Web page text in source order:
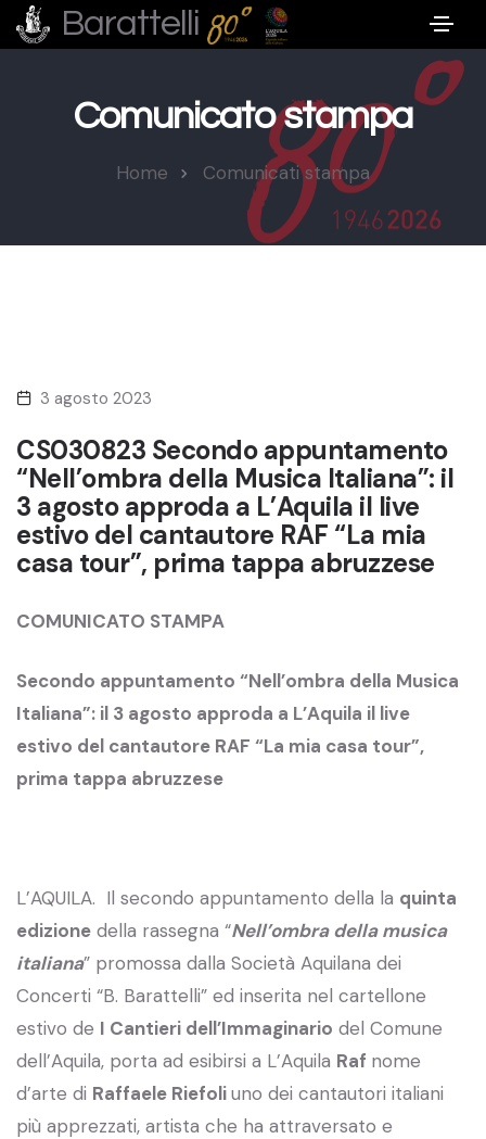
Barattelli
Comunicato stampa
Home Comunicati stampa
3 agosto 2023
CS030823 Secondo appuntamento
“Nell’ombra della Musica Italiana”: il
3 agosto approda a L’Aquila il live
estivo del cantautore RAF “La mia
casa tour”, prima tappa abruzzese
COMUNICATO STAMPA
Secondo appuntamento “Nell’ombra della Musica
Italiana”: il 3 agosto approda a L’Aquila il live
estivo del cantautore RAF “La mia casa tour”,
prima tappa abruzzese
L’AQUILA. Il secondo appuntamento della la quinta
edizione della rassegna “Nell’ombra della musica
italiana” promossa dalla Società Aquilana dei
Concerti “B. Barattelli” ed inserita nel cartellone
estivo de I Cantieri dell’Immaginario del Comune
dell’Aquila, porta ad esibirsi a L’Aquila Raf nome
d’arte di Raffaele Riefoliuno dei cantautori italiani
più apprezzati, artista che ha attraversato e